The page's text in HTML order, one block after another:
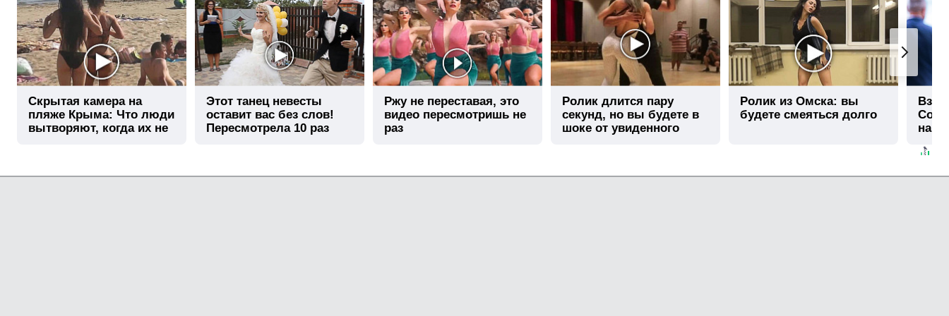
Скрытая камера на
пляже Крыма: Что люди
вытворяют, когда их не
Этот танец невесты
оставит вас без слов!
Пересмотрела 10 раз
Ржу не переставая, это
видео пересмотришь не
раз
Ролик длится пару
секунд, но вы будете в
шоке от увиденного
Ролик из Омска: вы
будете смеяться долго